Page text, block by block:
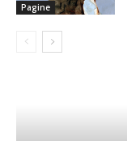
Pagine